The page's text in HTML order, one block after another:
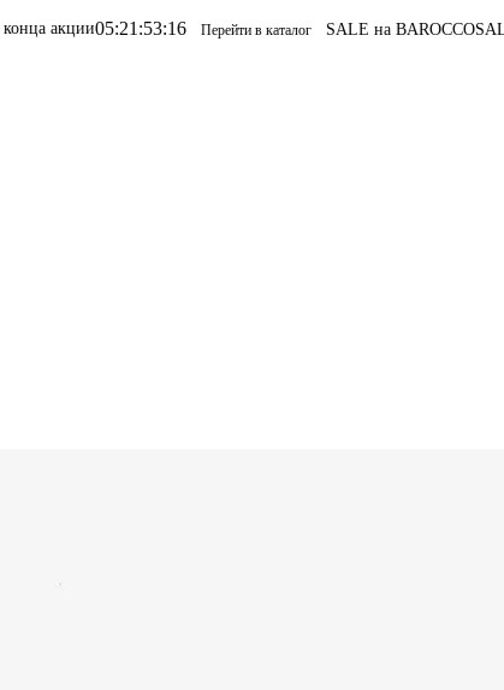
21:53: 16 Перейти в каталог SALE на BAROCCOSALE на BAROCCO